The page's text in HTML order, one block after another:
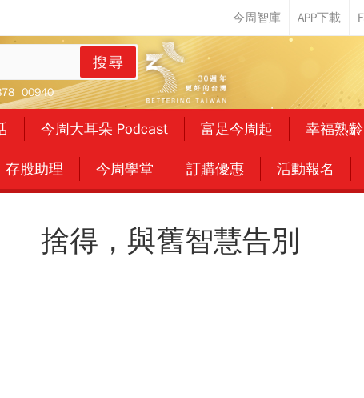
搜尋
00940
今周大耳朵 Podcast 富足今周起 幸福熟齡
存股助理 今周學堂 訂購優惠 活動報名
捨得，與舊智慧告別